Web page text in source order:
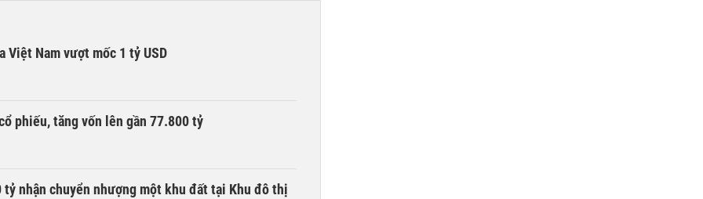
Việt Nam vượt mốc 1 tỷ USD
phiếu, tăng vốn lên gần 77.800 tỷ
nhận chuyển nhượng một khu đất tại Khu đô thị